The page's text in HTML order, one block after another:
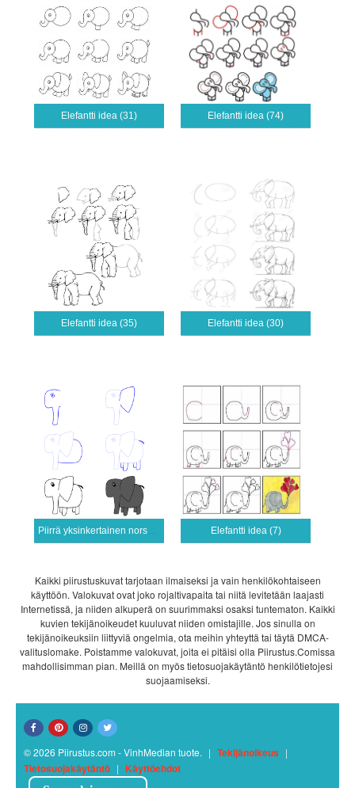
Elefantti idea (31) Elefantti idea (74)
Elefantti idea (35) Elefantti idea (30)
Piirrä yksinkertainen norsu (2) Elefantti idea (7)
Kaikki piirustuskuvat tarjotaan ilmaiseksi ja vain henkilökohtaiseen
käyttöön. Valokuvat ovat joko rojaltivapaita tai niitä levitetään laajasti
Internetissä, ja niiden alkuperä on suurimmaksi osaksi tuntematon. Kaikki
kuvien tekijänoikeudet kuuluvat niiden omistajille. Jos sinulla on
tekijänoikeuksiin liittyviä ongelmia, ota meihin yhteyttä tai täytä DMCA-
valituslomake. Poistamme valokuvat, joita ei pitäisi olla Piirustus.Comissa
mahdollisimman pian. Meillä on myös tietosuojakäytäntö henkilötietojesi
suojaamiseksi.
© 2026 Piirustus.com - VinhMedian tuote. | Tekijänoikeus |
Tietosuojakäytäntö | Käyttöehdot